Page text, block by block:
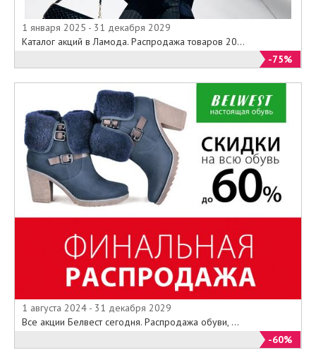
1 января 2025 - 31 декабря 2029
Каталог акций в Ламода. Распродажа товаров 20...
-75%
1 августа 2024 - 31 декабря 2029
Все акции Белвест сегодня. Распродажа обуви, ...
-60%